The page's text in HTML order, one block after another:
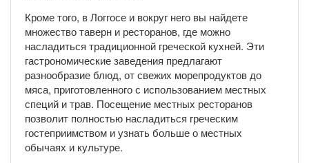
Кроме того, в Логгосе и вокруг него вы найдете
множество таверн и ресторанов, где можно
насладиться традиционной греческой кухней. Эти
гастрономические заведения предлагают
разнообразие блюд, от свежих морепродуктов до
мяса, приготовленного с использованием местных
специй и трав. Посещение местных ресторанов
позволит полностью насладиться греческим
гостеприимством и узнать больше о местных
обычаях и культуре.